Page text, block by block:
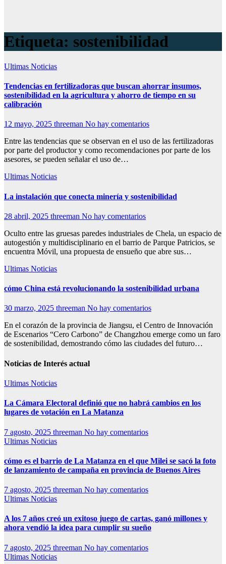
Etiqueta: sostenibilidad
Ultimas Noticias
Tendencias en fertilizadoras que buscan ahorrar insumos,
sostenibilidad en la agricultura y ahorro de tiempo en su
calibración
12 mayo, 2025 threeman No hay comentarios
Entre las tendencias que se observan en el uso de las fertilizadoras
por parte del productor y como recomendaciones por parte de los
asesores, se pueden señalar el uso de…
Ultimas Noticias
La instalación que conecta minería y sostenibilidad
28 abril, 2025 threeman No hay comentarios
Oculto entre las gruesas paredes industriales de Chela, un espacio de
autogestión y multidisciplinario en el barrio de Parque Patricios, se
encuentra Móvil, una propuesta de ensueño que abre sus…
Ultimas Noticias
cómo China está revolucionando la sostenibilidad urbana
30 marzo, 2025 threeman No hay comentarios
En el corazón de la provincia de Jiangsu, el Centro de Innovación
de Escenarios “Cero Carbono” de Changzhou emerge como un faro
de sostenibilidad, demostrando cómo las ciudades del futuro…
Noticias de Interés actual
Ultimas Noticias
La Cámara Electoral definió que no habrá cambios en los
lugares de votación en La Matanza
7 agosto, 2025 threeman No hay comentarios
Ultimas Noticias
cómo es el barrio de La Matanza en el que Milei se sacó la foto
de lanzamiento de campaña en provincia de Buenos Aires
7 agosto, 2025 threeman No hay comentarios
Ultimas Noticias
A los 7 años creó un exitoso juego de cartas, ganó millones y
ahora vendió la idea para cumplir su sueño
7 agosto, 2025 threeman No hay comentarios
Ultimas Noticias